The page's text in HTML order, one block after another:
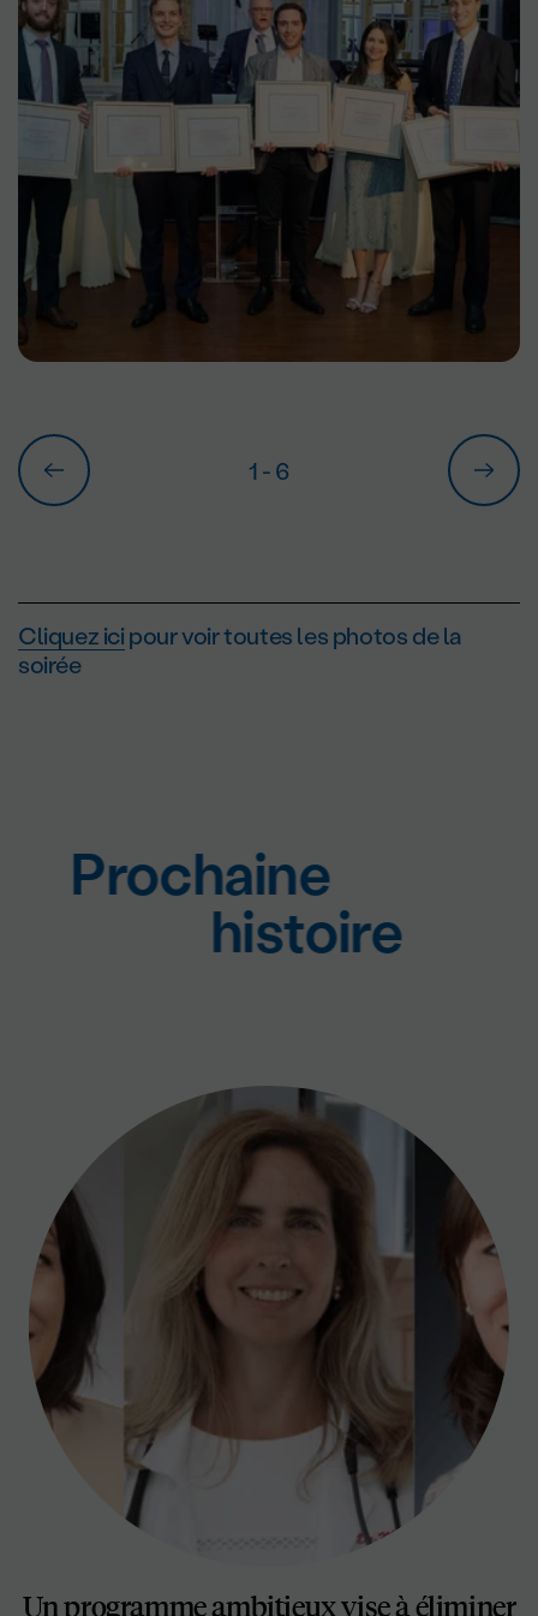
1- 6
Cliquez icipour voir toutes les photos de la
soirée
Prochaine
histoire
Un programme ambitieux vise à éliminer